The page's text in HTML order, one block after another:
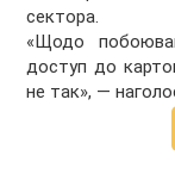
сектора.
«Щодо
доступ до
не так», —